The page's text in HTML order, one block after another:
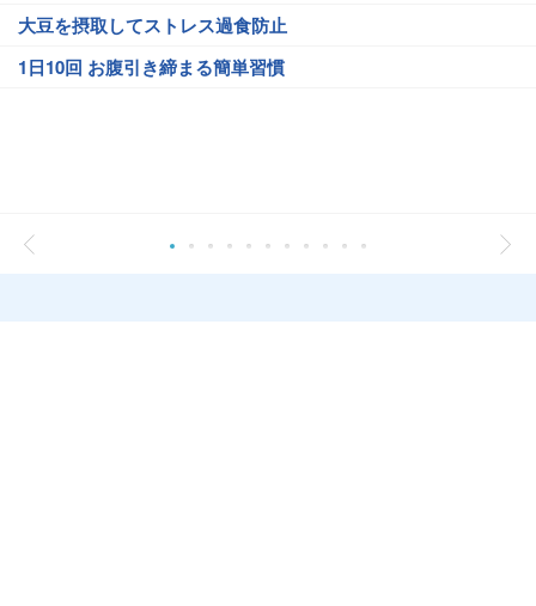
大豆を摂取してストレス過食防止
1日10回 お腹引き締まる簡単習慣